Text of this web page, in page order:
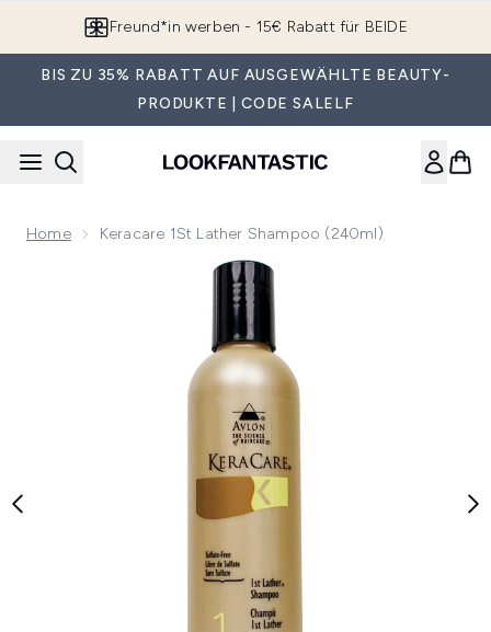
Freund*in werben - 15€ Rabatt für BEIDE
BIS ZU 35% RABATT AUF AUSGEWÄHLTE BEAUTY-
PRODUKTE | CODE SALELF
Home Keracare 1St Lather Shampoo (240ml)
Now showing image 1 Keracare 1St Lather Shampoo (240ml)